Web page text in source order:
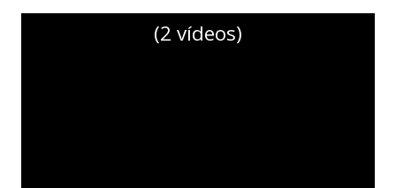
(2 vídeos)